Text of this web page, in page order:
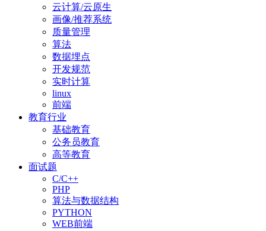
云计算/云原生
画像/推荐系统
质量管理
算法
数据埋点
开发规范
实时计算
linux
前端
教育行业
基础教育
公务员教育
高等教育
面试题
C/C++
PHP
算法与数据结构
PYTHON
WEB前端